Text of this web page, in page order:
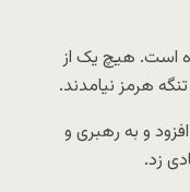
است. هیچ یک از
هرمز نیامدند.
و به رهبری و
زد.